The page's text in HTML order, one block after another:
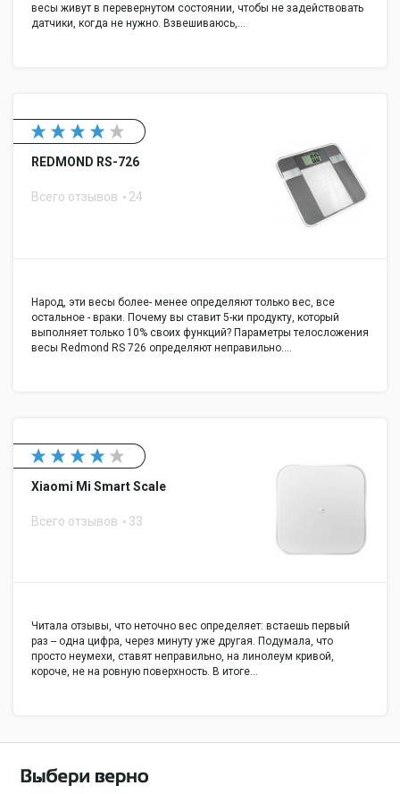
весы живут в перевернутом состоянии, чтобы не задействовать
датчики, когда не нужно. Взвешиваюсь,…
REDMOND RS-726
Всего отзывов 24
Народ, эти весы более- менее определяют только вес, все
остальное - враки. Почему вы ставит 5-ки продукту, который
выполняет только 10% своих функций? Параметры телосложения
весы Redmond RS 726 определяют неправильно.…
Xiaomi Mi Smart Scale
Всего отзывов 33
Читала отзывы, что неточно вес определяет: встаешь первый
раз -- одна цифра, через минуту уже другая. Подумала, что
просто неумехи, ставят неправильно, на линолеум кривой,
короче, не на ровную поверхность. В итоге…